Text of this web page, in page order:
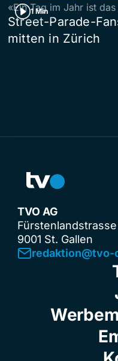
1 Min
«Ein Tag im Jahr ist
Street-Parade-
mitten in Zürich
TVO AG
Fürstenlandstrasse
9001 St. Gallen
redaktion@tvo-